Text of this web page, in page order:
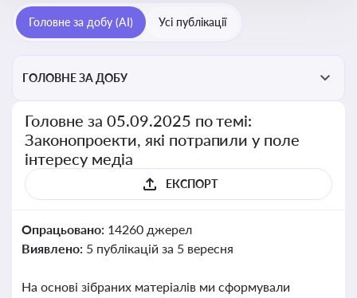
прийняття цих проектів пишуть в медіа. Які проекти
викликають найбільше критики
Головне за добу (AI) Усі публікації
ГОЛОВНЕ ЗА ДОБУ
Головне за 05.09.2025 по темі:
Законопроекти, які потрапили у поле
інтересу медіа
ЕКСПОРТ
Опрацьовано: 14260 джерел
Виявлено: 5 публікацій за 5 вересня
На основі зібраних матеріалів ми сформували